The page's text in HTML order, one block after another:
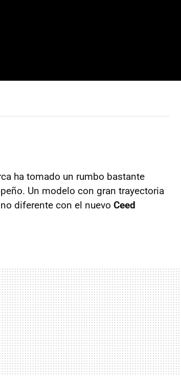
ha tomado un rumbo bastante
Un modelo con gran trayectoria
diferente con el nuevo Ceed